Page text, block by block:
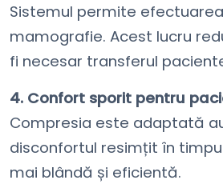
Sistemul permite
mamografie. Acest lucru
fi necesar transferul
4. Confort sporit pentru
Compresia este adaptată
disconfortul resimțit în
mai blândă și eficientă.